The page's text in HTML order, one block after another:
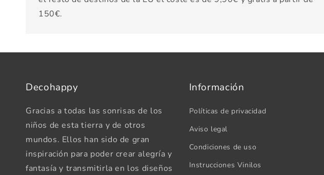
150€.
Decohappy
Gracias a todas las sonrisas de los
niños de esta tierra y de otros
mundos. Ellos han sido de gran
inspiración para poder crear alegría y
fantasía y transmitirla en los diseños
Información
Políticas de privacidad
Aviso legal
Condiciones de uso
Instrucciones Vinilos